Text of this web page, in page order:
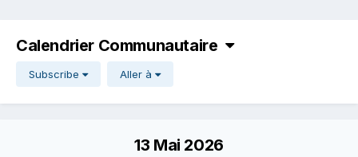
Calendrier Communautaire
Subscribe Aller à
13 Mai 2026